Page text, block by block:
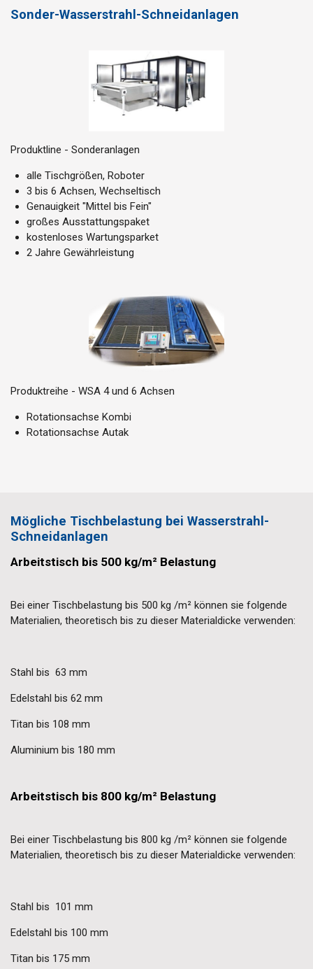
Sonder-Wasserstrahl-Schneidanlagen
Produktline - Sonderanlagen
alle Tischgrößen, Roboter
3 bis 6 Achsen, Wechseltisch
Genauigkeit "Mittel bis Fein"
großes Ausstattungspaket
kostenloses Wartungsparket
2 Jahre Gewährleistung
Produktreihe - WSA 4 und 6 Achsen
Rotationsachse Kombi
Rotationsachse Autak
Mögliche Tischbelastung bei Wasserstrahl-
Schneidanlagen
Arbeitstisch bis 500 kg/m² Belastung
Bei einer Tischbelastung bis 500 kg /m² können sie folgende
Materialien, theoretisch bis zu dieser Materialdicke verwenden:
Stahl bis 63 mm
Edelstahl bis 62 mm
Titan bis 108 mm
Aluminium bis 180 mm
Arbeitstisch bis 800 kg/m² Belastung
Bei einer Tischbelastung bis 800 kg /m² können sie folgende
Materialien, theoretisch bis zu dieser Materialdicke verwenden:
Stahl bis 101 mm
Edelstahl bis 100 mm
Titan bis 175 mm